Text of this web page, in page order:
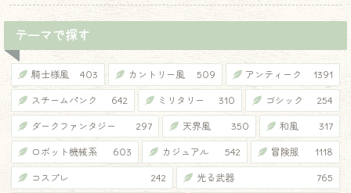
テーマで探す
騎士様風 403 カントリー風 509 アンティーク 1391
スチームパンク 642 ミリタリー 310 ゴシック 254
ダークファンタジー 297 天界風 350 和風 317
ロボット機械系 603 カジュアル 542 冒険服 1118
コスプレ 242 光る武器 765